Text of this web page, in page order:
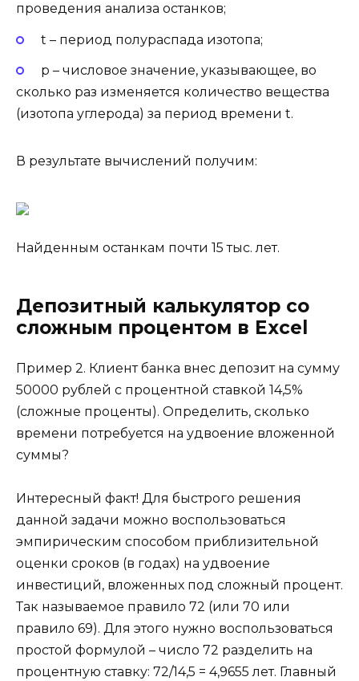
проведения анализа останков;
t – период полураспада изотопа;
p – числовое значение, указывающее, во
сколько раз изменяется количество вещества
(изотопа углерода) за период времени t.
В результате вычислений получим:
Найденным останкам почти 15 тыс. лет.
Депозитный калькулятор со
сложным процентом в Excel
Пример 2. Клиент банка внес депозит на сумму
50000 рублей с процентной ставкой 14,5%
(сложные проценты). Определить, сколько
времени потребуется на удвоение вложенной
суммы?
Интересный факт! Для быстрого решения
данной задачи можно воспользоваться
эмпирическим способом приблизительной
оценки сроков (в годах) на удвоение
инвестиций, вложенных под сложный процент.
Так называемое правило 72 (или 70 или
правило 69). Для этого нужно воспользоваться
простой формулой – число 72 разделить на
процентную ставку: 72/14,5 = 4,9655 лет. Главный